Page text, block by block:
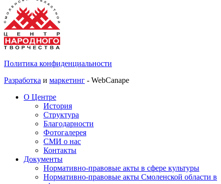
Политика конфиденциальности
Разработка и маркетинг - WebCanape
О Центре
История
Структура
Благодарности
Фотогалерея
СМИ о нас
Контакты
Документы
Нормативно-правовые акты в сфере культуры
Нормативно-правовые акты Смоленской области в